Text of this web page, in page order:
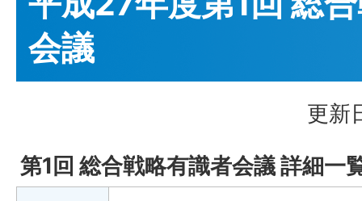
会議
更新
第1回 総合戦略有識者会議 詳細一